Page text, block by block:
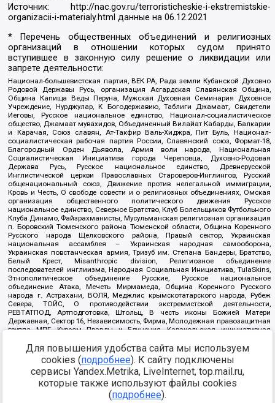
Источник:
http://nac.gov.ru/terroristicheskie-i-ekstremistskie-
organizacii-i-materialy.html данные на06.12.2021
* Перечень общественных объединений и религиозных
организаций в отношении которых судом принято
вступившее в законную силу решение о ликвидации или
запрете деятельности:
Национал-большевистская партия, ВЕК РА, Рада земли Кубанской Духовно
Родовой Державы Русь, организация Асгардская Славянская Община,
Община Капища Веды Перуна, Мужская Духовная Семинария Духовное
Учреждение, Нурджулар, К Богодержавию, Таблиги Джамаат, Свидетели
Иеговы, Русское национальное единство, Национал-социалистическое
общество, Джамаат мувахидов, Объединенный Вилайат Кабарды, Балкарии
и Карачая, Союз славян, Ат-Такфир Валь-Хиджра, Пит Буль, Национал-
социалистическая рабочая партия России, Славянский союз, Формат-18,
Благородный Орден Дьявола, Армия воли народа, Национальная
Социалистическая Инициатива города Череповца, Духовно-Родовая
Держава Русь, Русское национальное единство, Древнерусской
Инглистической церкви Православных Староверов-Инглингов, Русский
общенациональный союз, Движение против нелегальной иммиграции,
Кровь и Честь, О свободе совести и о религиозных объединениях, Омская
организация общественного политического движения Русское
национальное единство, Северное Братство, Клуб Болельщиков Футбольного
Клуба Динамо, Файзрахманисты, Мусульманская религиозная организация
п. Боровский Тюменского района Тюменской области, Община Коренного
Русского народа Щелковского района, Правый сектор, Украинская
национальная ассамблея – Украинская народная самооборона,
Украинская повстанческая армия, Тризуб им. Степана Бандеры, Братство,
Белый Крест, Misanthropic division, Религиозное объединение
последователей инглиизма, Народная Социальная Инициатива, TulaSkins,
Этнополитическое объединение Русские, Русское национальное
объединение Атака, Мечеть Мирмамеда, Община Коренного Русского
народа г. Астрахани, ВОЛЯ, Меджлис крымскотатарского народа, Рубеж
Севера, ТОЙС, О противодействии экстремистской деятельности,
РЕВТАТПОД, Артподготовка, Штольц, В честь иконы Божией Матери
Державная, Сектор 16, Независимость, Фирма, Молодежная правозащитная
группа МПГ, Курсом Правды и Единения, Каракольская инициативная
Благотворительный пансионат Ак Умут, Русская республика Русь,
Арестантское уголовное единство, Башкорт, Нация и свобода, W.H.С., Фалунь
Дафа, Иртыш Ultras, Русский Патриотический клуб-Новокузнецк/РПК,
Сибирский державный союз, Фонд борьбы с коррупцией, Фонд защиты прав
граждан, Штабы Навального, Совет граждан СССР Прикубанского округа г.
Для повышения удобства сайта мы используем
cookies (подробнее). К сайту подключены
сервисы Yandex.Metrika, LiveInternet, top.mail.ru,
которые также используют файлы cookies
(подробнее).